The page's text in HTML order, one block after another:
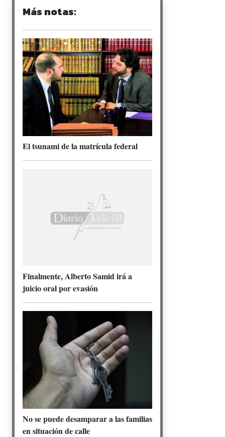
Más notas:
El tsunami de la matrícula federal
Finalmente, Alberto Samid irá a
juicio oral por evasión
No se puede desamparar a las familias
en situación de calle